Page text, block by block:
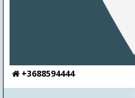
+3688594444